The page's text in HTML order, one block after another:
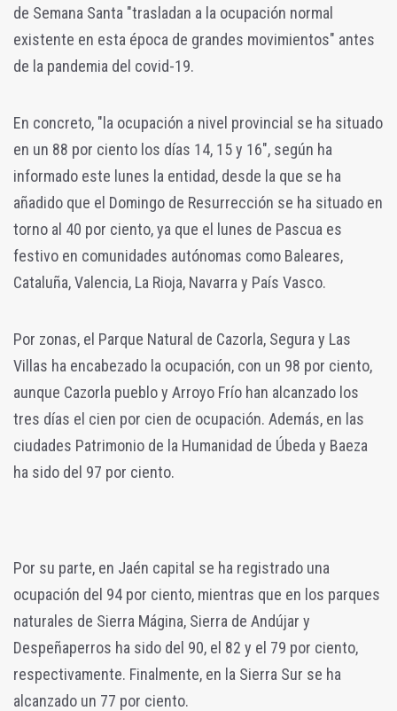
de Semana Santa "trasladan a la ocupación normal
existente en esta época de grandes movimientos" antes
de la pandemia del covid-19.
En concreto, "la ocupación a nivel provincial se ha situado
en un 88 por ciento los días 14, 15 y 16", según ha
informado este lunes la entidad, desde la que se ha
añadido que el Domingo de Resurrección se ha situado en
torno al 40 por ciento, ya que el lunes de Pascua es
festivo en comunidades autónomas como Baleares,
Cataluña, Valencia, La Rioja, Navarra y País Vasco.
Por zonas, el Parque Natural de Cazorla, Segura y Las
Villas ha encabezado la ocupación, con un 98 por ciento,
aunque Cazorla pueblo y Arroyo Frío han alcanzado los
tres días el cien por cien de ocupación. Además, en las
ciudades Patrimonio de la Humanidad de Úbeda y Baeza
ha sido del 97 por ciento.
Por su parte, en Jaén capital se ha registrado una
ocupación del 94 por ciento, mientras que en los parques
naturales de Sierra Mágina, Sierra de Andújar y
Despeñaperros ha sido del 90, el 82 y el 79 por ciento,
respectivamente. Finalmente, en la Sierra Sur se ha
alcanzado un 77 por ciento.